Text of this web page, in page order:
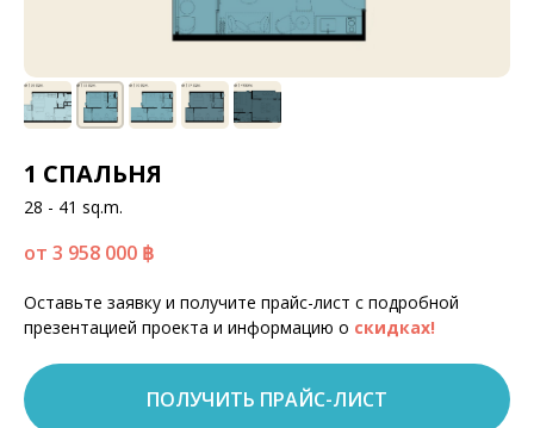
1 СПАЛЬНЯ
28 - 41 sq.m.
от 3 958 000 ฿
Оставьте заявку и получите прайс-лист с подробной
презентацией проекта и информацию о скидках!
ПОЛУЧИТЬ ПРАЙС-ЛИСТ